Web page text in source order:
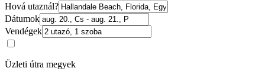
Hová utaznál?
Dátumok
Vendégek
Üzleti útra megyek